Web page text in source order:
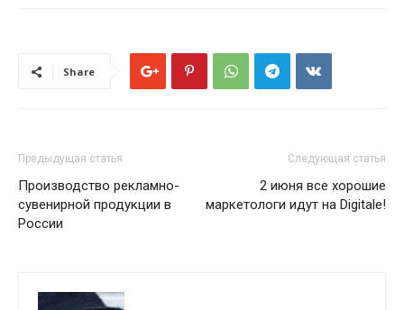
Share
Предыдущая статья
Производство рекламно-
сувенирной продукции в
России
Следующая статья
2 июня все хорошие
маркетологи идут на Digitale!